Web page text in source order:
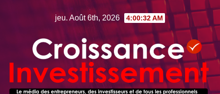
jeu. Août 6th, 2026 4:00:33 AM